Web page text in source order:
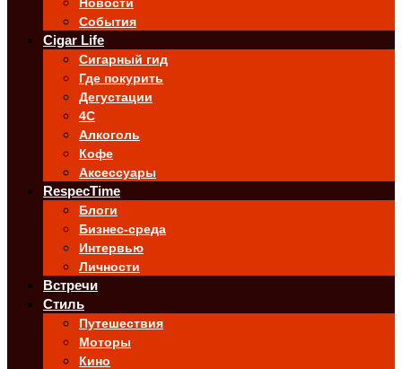
События
Cigar Life
Сигарный гид
Где покурить
Дегустации
4C
Алкоголь
Кофе
Аксессуары
RespecTime
Блоги
Бизнес-среда
Интервью
Личности
Встречи
Стиль
Путешествия
Моторы
Кино